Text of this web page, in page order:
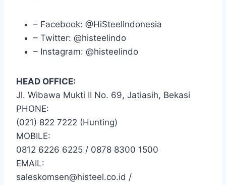
– Facebook: @HiSteelIndonesia
– Twitter: @histeelindo
– Instagram: @histeelindo
HEAD OFFICE:
Jl. Wibawa Mukti II No. 69, Jatiasih, Bekasi
PHONE:
(021) 822 7222 (Hunting)
MOBILE:
0812 6226 6225 / 0878 8300 1500
EMAIL:
saleskomsen@histeel.co.id /